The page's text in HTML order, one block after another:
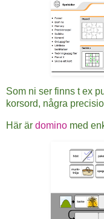
Som ni ser finns t ex
korsord, några
Här är domino med